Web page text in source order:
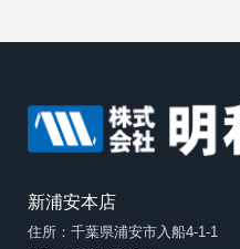
新浦安本店
住所：千葉県浦安市入船4-1-1